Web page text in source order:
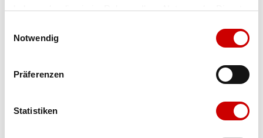
haben oder die sie im Rahmen Ihrer Nutzung der Dienste
Notwendig
Präferenzen
Statistiken
IN DEN WARENKORB